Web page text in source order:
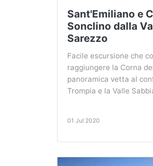
Sant'Emiliano e
Sonclino dalla
Sarezzo
Facile escursione che
raggiungere la Corna
panoramica vetta al
Trompia e la Valle
01 Jul 2020